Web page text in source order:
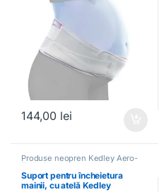
144,00 lei
Produse neopren Kedley Aero-
Produse ortopedice si
sportive
Suport pentru încheietura
mainii, cu atelă Kedley